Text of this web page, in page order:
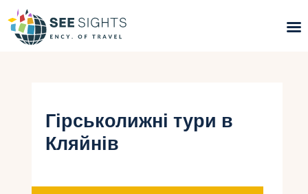
Гарячі тури
Типи Турів
Гірськолижні тури в
Кляйнів